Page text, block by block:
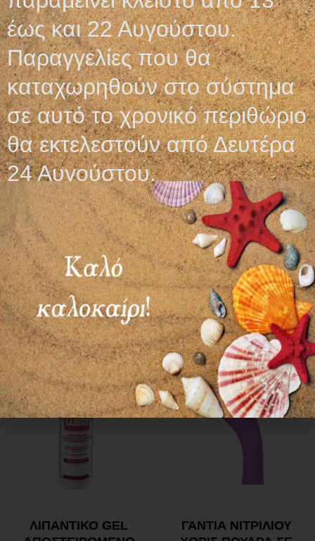
Σχετικά προϊόντα
ΚΑΡΔΙΟΛΟΓΙΚΑ –
ΚΑΤΑΓΡΑΦΙΚΑ ΧΑΡΤΙΑ
Διαβάστε περισσότερα
ΠΡΟΦΥΛΑΚΤΙΚΑ
ΚΕΦΑΛΗΣ ΥΠΕΡΗΧΟΥ
ΧΩΡΙΣ ΛΙΠΑΝΤΙΚΟ
13,05€
Προσθήκη στο καλάθι
ΛΙΠΑΝΤΙΚΟ GEL
ΓΑΝΤΙΑ ΝΙΤΡΙΛΙΟΥ
έως και 22 Αυγούστου.
Παραγγελίες που θα
καταχωρηθούν στο σύστημα
σε αυτό το χρονικό περιθώριο
θα εκτελεστούν από Δευτέρα
24 Αυγούστου.